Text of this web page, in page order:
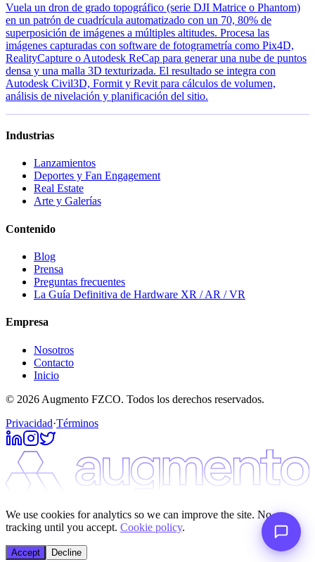
Vuela un dron de grado topográfico (serie DJI Matrice o Phantom)
en un patrón de cuadrícula automatizado con un 70, 80% de
superposición de imágenes a múltiples altitudes. Procesa las
imágenes capturadas con software de fotogrametría como Pix4D,
RealityCapture o Autodesk ReCap para generar una nube de puntos
densa y una malla 3D texturizada. El resultado se integra con
Autodesk Civil3D, Formit y Revit para cálculos de volumen,
análisis de nivelación y planificación del sitio.
Industrias
Lanzamientos
Deportes y Fan Engagement
Real Estate
Arte y Galerías
Contenido
Blog
Prensa
Preguntas frecuentes
La Guía Definitiva de Hardware XR / AR / VR
Empresa
Nosotros
Contacto
Inicio
© 2026 Augmento FZCO. Todos los derechos reservados.
Privacidad·Términos
We use cookies for analytics so we can improve the site. No
tracking until you accept. Cookie policy.
Accept Decline